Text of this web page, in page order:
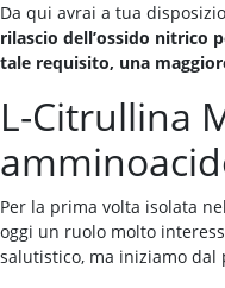
Da qui avrai a tua
rilascio dell’ossido nitrico
tale requisito, una
L-Citrullina
Per la prima volta isolata
oggi un ruolo molto
salutistico, ma iniziamo dal